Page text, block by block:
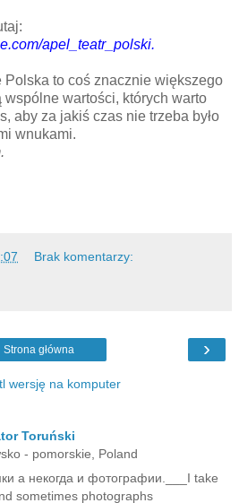
apel_teatr_polski.
Polska to coś znacznie większego
wartości, których warto
aby za jakiś czas nie trzeba było
wnukami.
Brak komentarzy:
›
Strona główna
wersję na komputer
Toruński
- pomorskie, Poland
а некогда и фотографии.___I take
sometimes photographs